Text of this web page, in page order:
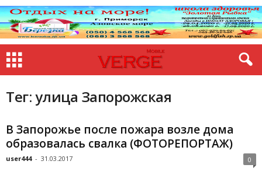
Тег: улица Запорожская
В Запорожье после пожара возле дома
образовалась свалка (ФОТОРЕПОРТАЖ)
user444 - 31.03.2017 0